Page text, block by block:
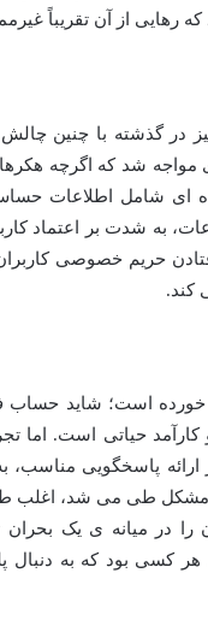
رهایی از آن تقریباً
گذشته با چنین چالش
سایبری جدی مواجه شد که
ای شامل اطلاعات
به شدت بر اعتماد
حریم خصوصی
کند.
است؛ شاید حساب
حیاتی است. اما
پاسخگویی مناسب،
طی می شد، اغلب
را در میانه ی یک
کسی بود که به دنبال